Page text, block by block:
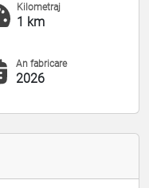
Kilometraj
1 km
An fabricare
2026